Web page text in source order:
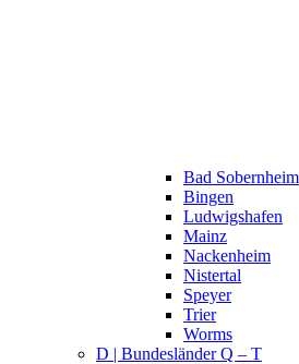
Bad Sobernheim
Bingen
Ludwigshafen
Mainz
Nackenheim
Nistertal
Speyer
Trier
Worms
D | Bundesländer Q – T